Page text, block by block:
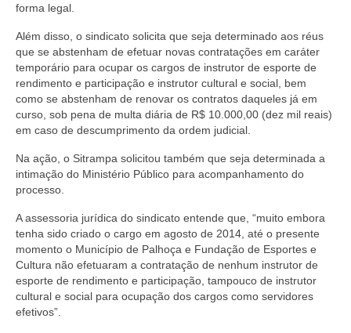
forma legal.
Além disso, o sindicato solicita que seja determinado aos réus
que se abstenham de efetuar novas contratações em caráter
temporário para ocupar os cargos de instrutor de esporte de
rendimento e participação e instrutor cultural e social, bem
como se abstenham de renovar os contratos daqueles já em
curso, sob pena de multa diária de R$ 10.000,00 (dez mil reais)
em caso de descumprimento da ordem judicial.
Na ação, o Sitrampa solicitou também que seja determinada a
intimação do Ministério Público para acompanhamento do
processo.
A assessoria jurídica do sindicato entende que, “muito embora
tenha sido criado o cargo em agosto de 2014, até o presente
momento o Município de Palhoça e Fundação de Esportes e
Cultura não efetuaram a contratação de nenhum instrutor de
esporte de rendimento e participação, tampouco de instrutor
cultural e social para ocupação dos cargos como servidores
efetivos”.